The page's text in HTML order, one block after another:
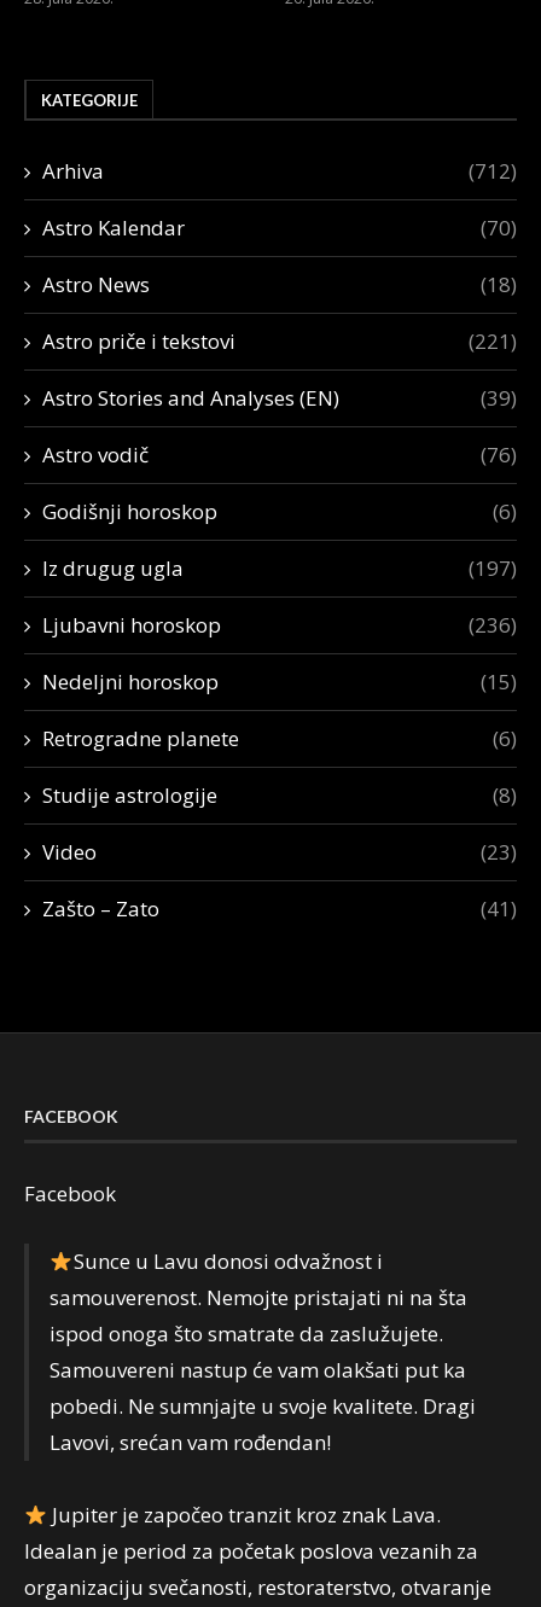
KATEGORIJE
Arhiva (712)
Astro Kalendar (70)
Astro News (18)
Astro priče i tekstovi (221)
Astro Stories and Analyses (EN) (39)
Astro vodič (76)
Godišnji horoskop (6)
Iz drugug ugla (197)
Ljubavni horoskop (236)
Nedeljni horoskop (15)
Retrogradne planete (6)
Studije astrologije (8)
Video (23)
Zašto – Zato (41)
FACEBOOK
Facebook
Sunce u Lavu donosi odvažnost i
samouverenost. Nemojte pristajati ni na šta
ispod onoga što smatrate da zaslužujete.
Samouvereni nastup će vam olakšati put ka
pobedi. Ne sumnjajte u svoje kvalitete. Dragi
Lavovi, srećan vam rođendan!
Jupiter je započeo tranzit kroz znak Lava.
Idealan je period za početak poslova vezanih za
organizaciju svečanosti, restoraterstvo, otvaranje